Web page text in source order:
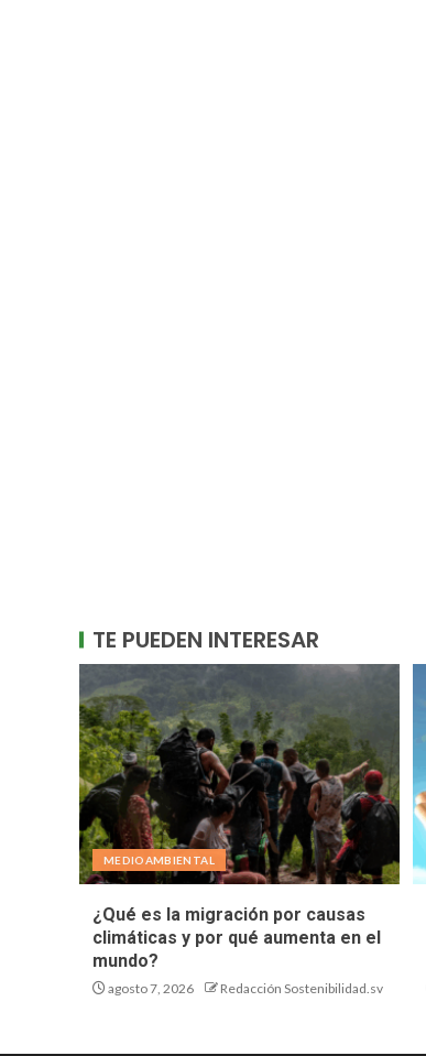
TE PUEDEN INTERESAR
MEDIOAMBIENTAL
¿Qué es la migración por causas
climáticas y por qué aumenta en el
mundo?
agosto 7, 2026 Redacción Sostenibilidad.sv